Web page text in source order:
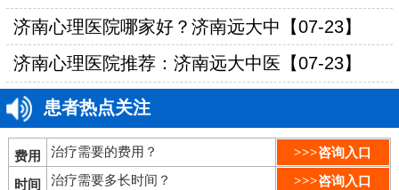
济南心理医院哪家好？济南远大中【07-23】
济南心理医院推荐：济南远大中医【07-23】
患者热点关注
费用 治疗需要的费用？ >>>咨询入口
时间 治疗需要多长时间？ >>>咨询入口